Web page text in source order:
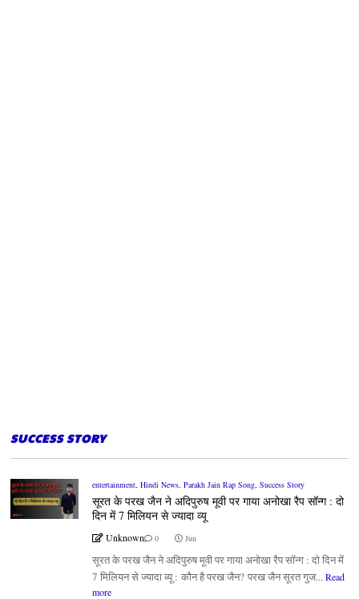
SUCCESS STORY
entertainment, Hindi News, Parakh Jain Rap Song, Success Story
सूरत के परख जैन ने अदिपुरुष मूवी पर गाया अनोखा रैप सॉन्ग : दो
दिन में 7 मिलियन से ज्यादा व्यू
Unknown 0 Jun
सूरत के परख जैन ने अदिपुरुष मूवी पर गाया अनोखा रैप सॉन्ग : दो दिन में
7 मिलियन से ज्यादा व्यू : कौन है परख जैन? परख जैन सूरत गुज... Read
more